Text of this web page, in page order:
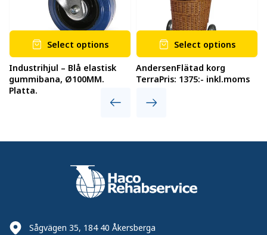
Select options
Industrihjul – Blå elastisk
gummibana, Ø100MM.
Platta.
Select options
AndersenFlätad korg
TerraPris: 1375:- inkl.moms
Sågvägen 35, 184 40 Åkersberga